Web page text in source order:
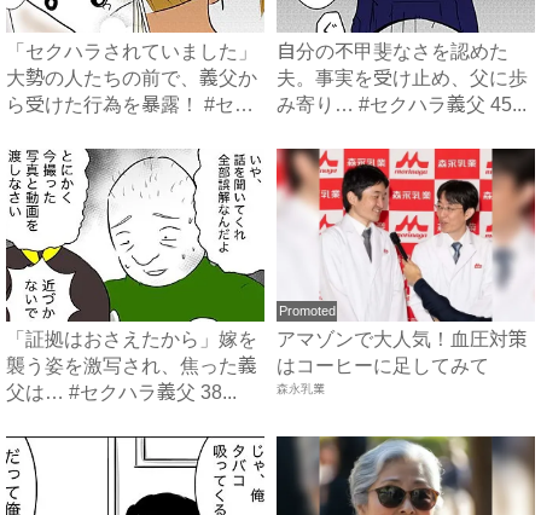
「セクハラされていました」
大勢の人たちの前で、義父か
ら受けた行為を暴露！ #セ
自分の不甲斐なさを認めた
夫。事実を受け止め、父に歩
み寄り… #セクハラ義父 45...
「証拠はおさえたから」嫁を
襲う姿を激写され、焦った義
父は… #セクハラ義父 38...
Promoted
アマゾンで大人気！血圧対策
はコーヒーに足してみて
森永乳業